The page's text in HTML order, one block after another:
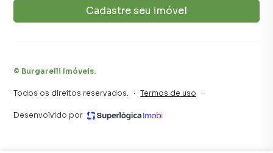
Cadastre seu imóvel
© Burgarelli Imóveis.
Todos os direitos reservados. · Termos de uso ·
Desenvolvido por